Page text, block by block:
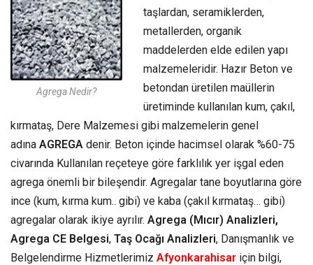
Agrega Nedir?
taşlardan, seramiklerden,
metallerden, organik
maddelerden elde edilen yapı
malzemeleridir. Hazır Beton ve
betondan üretilen maüllerin
üretiminde kullanılan kum, çakıl,
kırmataş, Dere Malzemesi gibi malzemelerin genel
adına AGREGA denir. Beton içinde hacimsel olarak %60-75
civarında Kullanılan reçeteye göre farklılık yer işgal eden
agrega önemli bir bileşendir. Agregalar tane boyutlarına göre
ince (kum, kırma kum.. gibi) ve kaba (çakıl kırmataş… gibi)
agregalar olarak ikiye ayrılır. Agrega (Mıcır) Analizleri,
Agrega CE Belgesi, Taş Ocağı Analizleri, Danışmanlık ve
Belgelendirme Hizmetlerimiz Afyonkarahisar için bilgi,